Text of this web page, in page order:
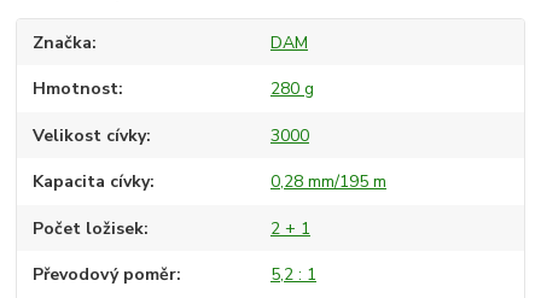
Značka DAM
Hmotnost 280 g
Velikost cívky 3000
Kapacita cívky 0,28 mm/195 m
Počet ložisek 2 + 1
Převodový poměr 5,2 : 1